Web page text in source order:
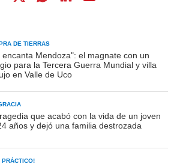
DE TIERRAS
encanta Mendoza": el magnate con un
para la Tercera Guerra Mundial y villa
en Valle de Uco
que acabó con la vida de un joven
años y dejó una familia destrozada
PRÁCTICO!